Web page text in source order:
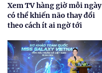
Xem TV hàng giờ mỗi ngày
có thể khiến não thay đổi
theo cách ít ai ngờ tới